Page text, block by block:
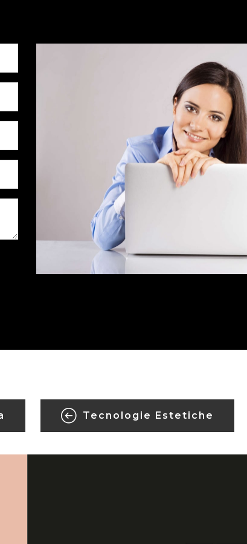
Tecnologie Estetiche